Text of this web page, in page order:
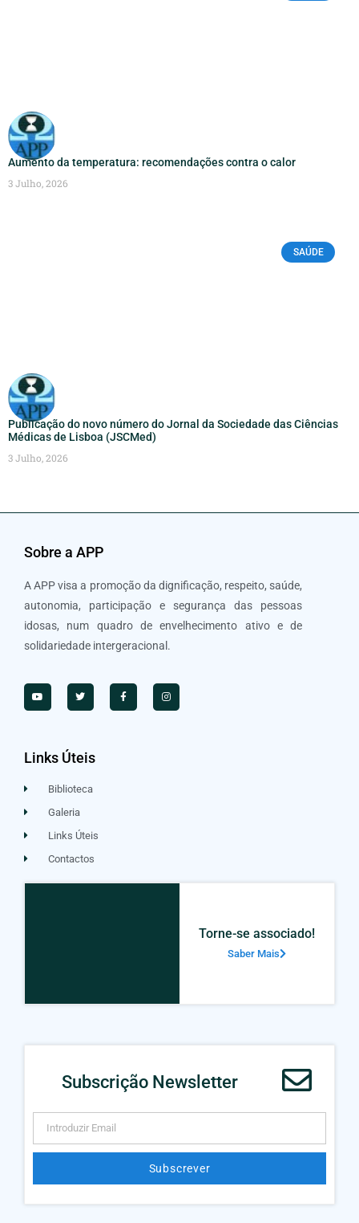
Aumento da temperatura: recomendações contra o calor
3 Julho, 2026
SAÚDE
Publicação do novo número do Jornal da Sociedade das Ciências
Médicas de Lisboa (JSCMed)
3 Julho, 2026
Sobre a APP
A APP visa a promoção da dignificação, respeito, saúde,
autonomia, participação e segurança das pessoas
idosas, num quadro de envelhecimento ativo e de
solidariedade intergeracional.
Links Úteis
Biblioteca
Galeria
Links Úteis
Contactos
Torne-se associado!
Saber Mais
Subscrição Newsletter
Subscrever